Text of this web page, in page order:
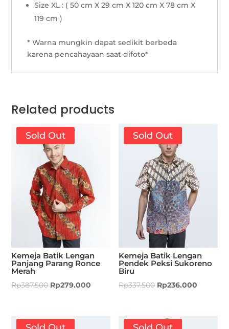
Size XL : ( 50 cm X 29 cm X 120 cm X 78 cm X
119 cm )
* Warna mungkin dapat sedikit berbeda
karena pencahayaan saat difoto*
Related products
Sold Out
Kemeja Batik Lengan
Panjang Parang Ronce
Merah
Rp387.500 Rp279.000
Sold Out
Kemeja Batik Lengan
Pendek Peksi Sukoreno
Biru
Rp337.500 Rp236.000